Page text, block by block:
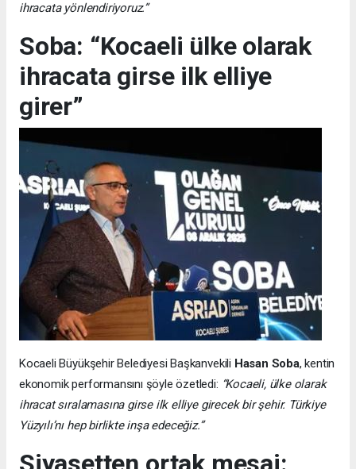
ihracata yönlendiriyoruz.”
Soba: “Kocaeli ülke olarak
ihracata girse ilk elliye
girer”
Kocaeli Büyükşehir Belediyesi Başkanvekili Hasan Soba, kentin
ekonomik performansını şöyle özetledi: “Kocaeli, ülke olarak
ihracat sıralamasına girse ilk elliye girecek bir şehir. Türkiye
Yüzyılı’nı hep birlikte inşa edeceğiz.”